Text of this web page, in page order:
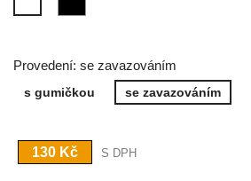
Provedení: se zavazováním
s gumičkou se zavazováním
130 Kč S DPH